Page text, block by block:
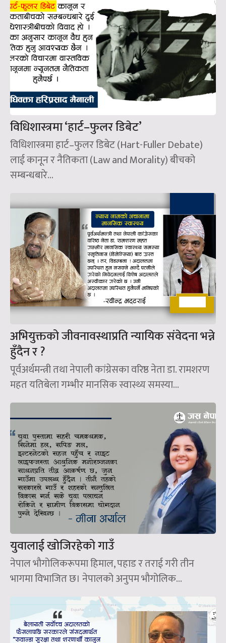
विधिशास्त्रमा ‘हार्ट–फुलर डिबेट’
विधिशास्त्रमा हार्ट–फुलर डिबेट (Hart-Fuller Debate)
लाई कानून र नैतिकता (Law and Morality) बीचको
सम्बन्धबारे...
अभियुक्तको जीवनावस्थाप्रति न्यायिक संवेदना भन्ने
हुँदैन र ?
पूर्वअर्थमन्त्री तथा नेपाली कांग्रेसका वरिष्ठ नेता डा. रामशरण
महत यतिबेला गम्भीर मानसिक स्वास्थ्य समस्या...
युवालाई खोजिरहेको गाउँ
नेपाल भौगोलिकरूपमा हिमाल, पहाड र तराई गरी तीन
भागमा विभाजित छ। नेपालको अनुपम भौगोलिक...